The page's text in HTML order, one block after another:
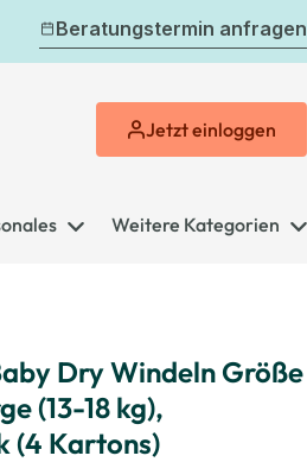
Beratungstermin anfragen
Jetzteinloggen
Weitere Kategorien
Dry Windeln Größe
(13-18 kg),
(4 Kartons)